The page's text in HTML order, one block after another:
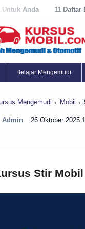
Bengkel Panggilan
Belajar Mengemudi
Mengemudi Mobil
Admin 26 Oktober 2025
Stir